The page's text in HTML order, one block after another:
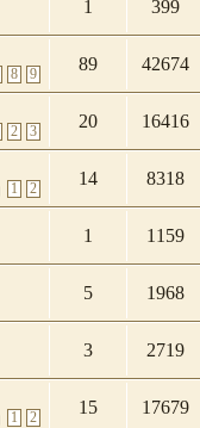
1 399
8 9
89 42674
2 3
20 16416
1 2
14 8318
1 1159
5 1968
3 2719
1 2
15 17679